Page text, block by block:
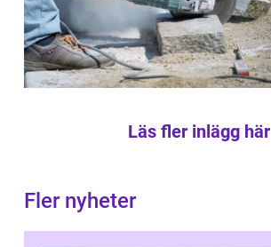
Läs fler inlägg här
Fler nyheter